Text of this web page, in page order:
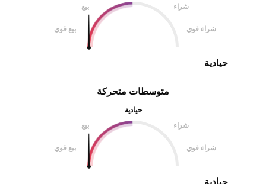
بيع
شراء
بيع قوي شراء قوي
حيادية
متوسطات متحركة
حيادية
بيع
شراء
بيع قوي شراء قوي
حيادية